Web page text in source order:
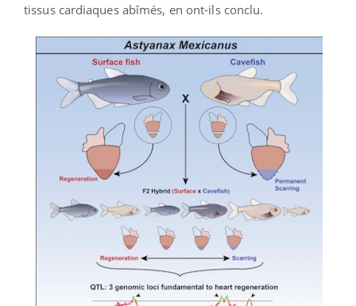
tissus cardiaques abîmés, en ont-ils conclu.